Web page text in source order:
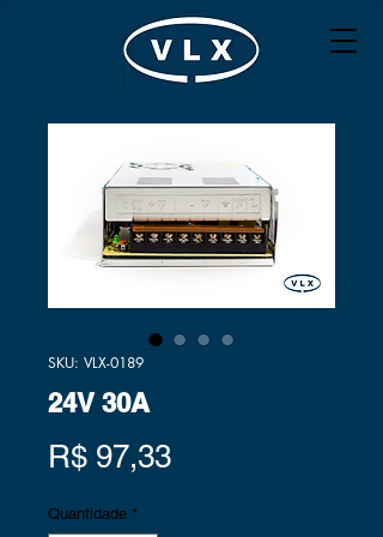
SKU: VLX-0189
24V 30A
R$ 97,33Preço
Quantidade *